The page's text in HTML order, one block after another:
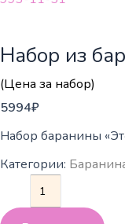
Набор из
(Цена за набор)
5994₽
Набор баранины
Категории:
Количество
товара